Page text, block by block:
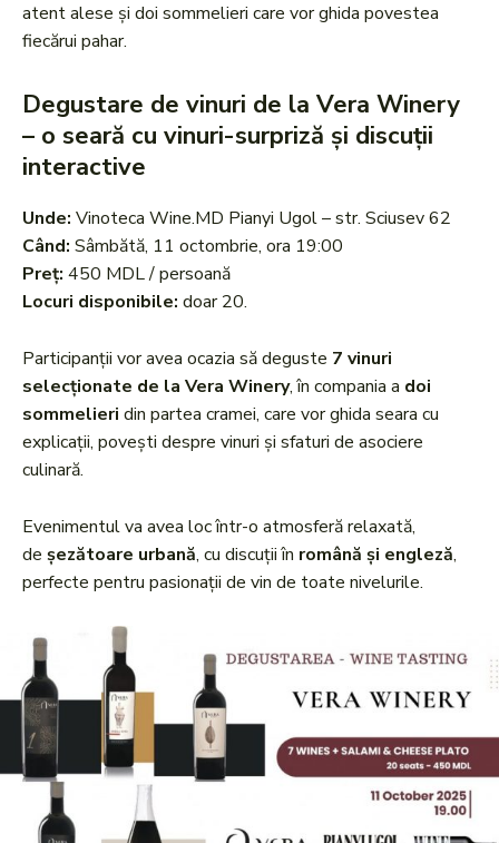
atent alese și doi sommelieri care vor ghida povestea
fiecărui pahar.
Degustare de vinuri de la Vera Winery
– o seară cu vinuri-surpriză și discuții
interactive
Unde: Vinoteca Wine.MD Pianyi Ugol – str. Sciusev 62
Când: Sâmbătă, 11 octombrie, ora 19:00
Preț: 450 MDL / persoană
Locuri disponibile: doar 20.
Participanții vor avea ocazia să deguste 7 vinuri
selecționate de la Vera Winery, în compania a doi
sommelieri din partea cramei, care vor ghida seara cu
explicații, povești despre vinuri și sfaturi de asociere
culinară.
Evenimentul va avea loc într-o atmosferă relaxată,
de șezătoare urbană, cu discuții în română și engleză,
perfecte pentru pasionații de vin de toate nivelurile.